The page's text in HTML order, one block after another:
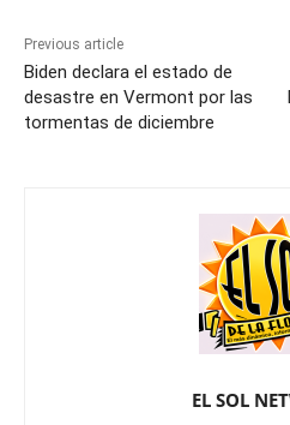
Previous article
Biden declara el estado de
desastre en Vermont por las
tormentas de diciembre
EL SOL